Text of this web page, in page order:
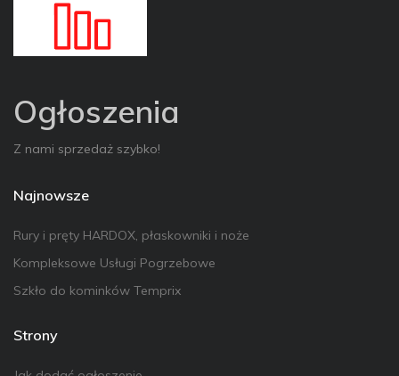
Ogłoszenia
Z nami sprzedaż szybko!
Najnowsze
Rury i pręty HARDOX, płaskowniki i noże
Kompleksowe Usługi Pogrzebowe
Szkło do kominków Temprix
Strony